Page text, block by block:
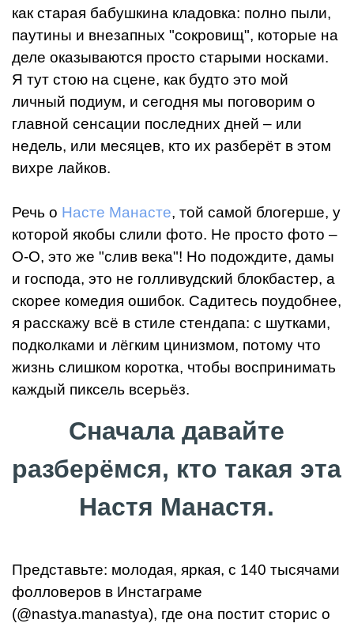
как старая бабушкина кладовка: полно пыли,
паутины и внезапных "сокровищ", которые на
деле оказываются просто старыми носками.
Я тут стою на сцене, как будто это мой
личный подиум, и сегодня мы поговорим о
главной сенсации последних дней – или
недель, или месяцев, кто их разберёт в этом
вихре лайков.
Речь о Насте Манасте, той самой блогерше, у
которой якобы слили фото. Не просто фото –
О-О, это же "слив века"! Но подождите, дамы
и господа, это не голливудский блокбастер, а
скорее комедия ошибок. Садитесь поудобнее,
я расскажу всё в стиле стендапа: с шутками,
подколками и лёгким цинизмом, потому что
жизнь слишком коротка, чтобы воспринимать
каждый пиксель всерьёз.
Сначала давайте
разберёмся, кто такая эта
Настя Манастя.
Представьте: молодая, яркая, с 140 тысячами
фолловеров в Инстаграме
(@nastya.manastya), где она постит сторис о